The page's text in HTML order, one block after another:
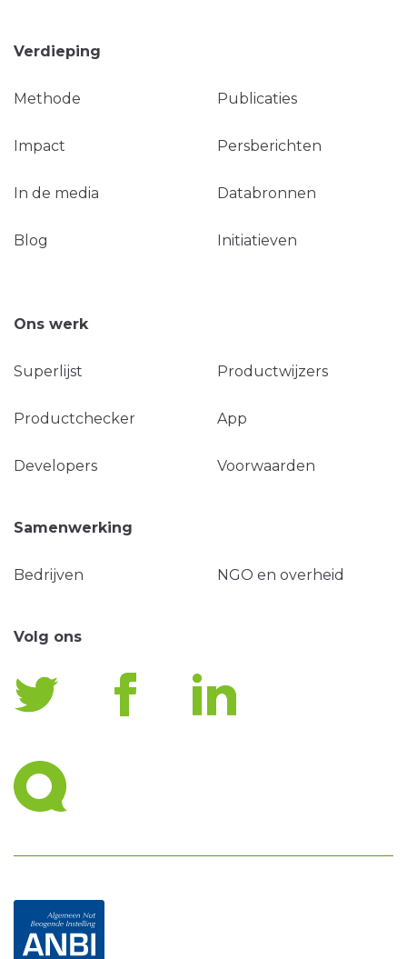
Verdieping
Methode Publicaties
Impact Persberichten
In de media Databronnen
Blog Initiatieven
Ons werk
Superlijst Productwijzers
Productchecker App
Developers Voorwaarden
Samenwerking
Bedrijven NGO en overheid
Volg ons